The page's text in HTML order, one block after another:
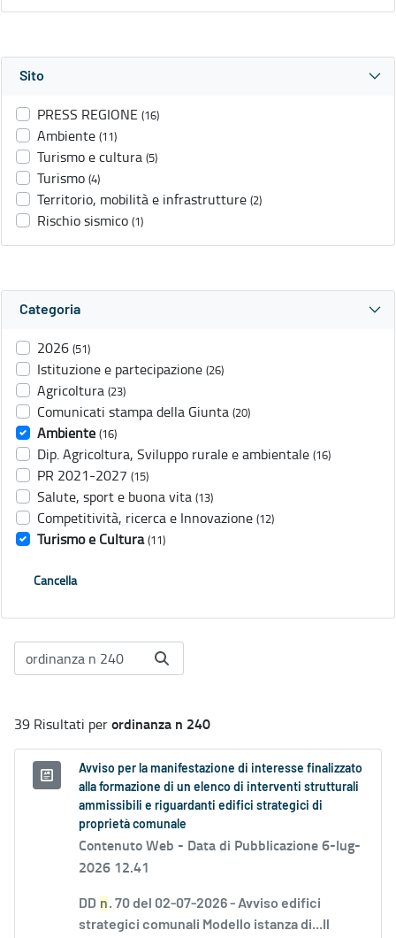
Sito
PRESS REGIONE (16)
Ambiente (11)
Turismo e cultura (5)
Turismo (4)
Territorio, mobilità e infrastrutture (2)
Rischio sismico (1)
Categoria
2026 (51)
Istituzione e partecipazione (26)
Agricoltura (23)
Comunicati stampa della Giunta (20)
Ambiente (16)
Dip. Agricoltura, Sviluppo rurale e ambientale (16)
PR 2021-2027 (15)
Salute, sport e buona vita (13)
Competitività, ricerca e Innovazione (12)
Turismo e Cultura (11)
Cancella
39 Risultati perordinanza n 240
Avviso per la manifestazione di interesse finalizzato
alla formazione di un elenco di interventi strutturali
ammissibili e riguardanti edifici strategici di
proprietà comunale
Contenuto Web - Data di Pubblicazione 6-lug-
2026 12.41
DD n. 70 del 02-07-2026 - Avviso edifici
strategici comunali Modello istanza di...Il